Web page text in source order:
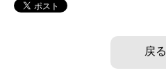
戻る